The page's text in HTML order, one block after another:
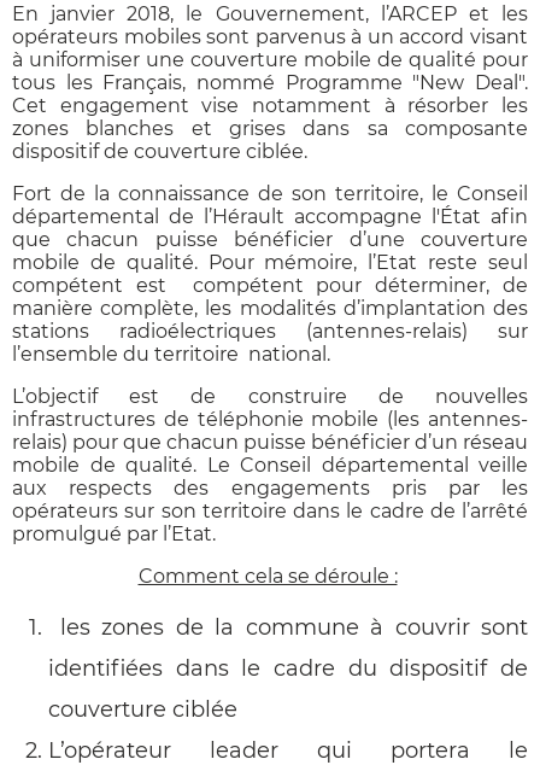
En janvier 2018, le Gouvernement, l’ARCEP et les
opérateurs mobiles sont parvenus à un accord visant
à uniformiser une couverture mobile de qualité pour
tous les Français, nommé Programme "New Deal".
Cet engagement vise notamment à résorber les
zones blanches et grises dans sa composante
dispositif de couverture ciblée.
Fort de la connaissance de son territoire, le Conseil
départemental de l’Hérault accompagne l'État afin
que chacun puisse bénéficier d’une couverture
mobile de qualité. Pour mémoire, l’Etat reste seul
compétent est compétent pour déterminer, de
manière complète, les modalités d’implantation des
stations radioélectriques (antennes-relais) sur
l’ensemble du territoire national.
L’objectif est de construire de nouvelles
infrastructures de téléphonie mobile (les antennes-
relais) pour que chacun puisse bénéficier d’un réseau
mobile de qualité. Le Conseil départemental veille
aux respects des engagements pris par les
opérateurs sur son territoire dans le cadre de l’arrêté
promulgué par l’Etat.
Comment cela se déroule :
les zones de la commune à couvrir sont
identifiées dans le cadre du dispositif de
couverture ciblée
L’opérateur leader qui portera le